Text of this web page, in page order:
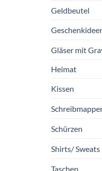
Geldbeutel
Gläser mit
Heimat
Kissen
Schürzen
Shirts/ Sweats
Taschen